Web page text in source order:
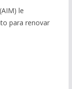
le
para renovar